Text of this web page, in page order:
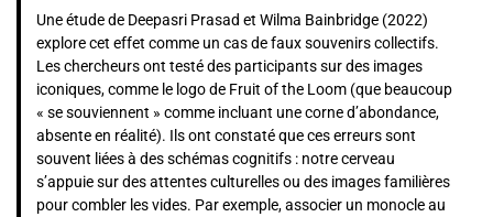
Une étude de Deepasri Prasad et Wilma Bainbridge (2022)
explore cet effet comme un cas de faux souvenirs collectifs.
Les chercheurs ont testé des participants sur des images
iconiques, comme le logo de Fruit of the Loom (que beaucoup
« se souviennent » comme incluant une corne d’abondance,
absente en réalité). Ils ont constaté que ces erreurs sont
souvent liées à des schémas cognitifs : notre cerveau
s’appuie sur des attentes culturelles ou des images familières
pour combler les vides. Par exemple, associer un monocle au